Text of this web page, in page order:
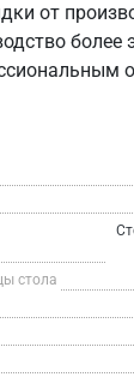
от
стола